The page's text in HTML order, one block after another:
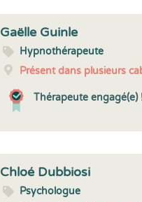
Gaëlle Guinle
Hypnothérapeute
Présent dans plusieurs
Thérapeute engagé(e)
Chloé Dubbiosi
Psychologue